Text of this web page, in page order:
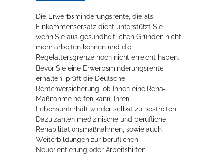
Wirtschaft
Rathaus
Service
Konzerte, Tagungen und vieles mehr
Die Stadthalle Hockenheim bietet den perfekten Standort für Events
Die Erwerbsminderungsrente, die als
Einkommensersatz dient unterstützt Sie,
wenn Sie aus gesundheitlichen Gründen nicht
mehr arbeiten können und die
Regelaltersgrenze noch nicht erreicht haben.
Bevor Sie eine Erwerbsminderungsrente
erhalten, prüft die Deutsche
Rentenversicherung, ob Ihnen eine Reha-
Maßnahme helfen kann, Ihren
Lebensunterhalt wieder selbst zu bestreiten.
Dazu zählen medizinische und berufliche
Rehabilitationsmaßnahmen, sowie auch
Weiterbildungen zur beruflichen
Neuorientierung oder Arbeitshilfen.